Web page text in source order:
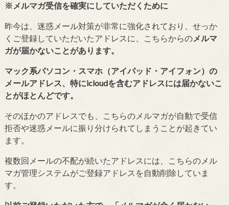
※メルマガ受信を確実にしていただくために
昨今は、迷惑メール対策が非常に強化されており、せっか
くご登録していただいたアドレスに、こちらからのメルマ
ガが届かないことがあります。
マック系パソコン・スマホ（アイパッド・アイフォン）の
メールアドレス、特にicloudを含むアドレスには届かないこ
とがほとんどです。
そのほかのアドレスでも、こちらのメルマガが自動で受信
拒否や迷惑メールに振り分けられてしまうことが起きてい
ます。
複数回メールの不配が続いたアドレスには、こちらのメル
マガ管理システムがご登録アドレスを自動削除していま
す。